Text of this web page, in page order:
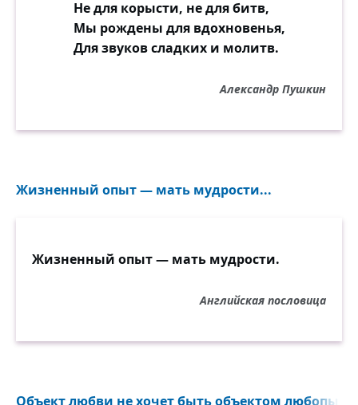
Не для корысти, не для битв,
Мы рождены для вдохновенья,
Для звуков сладких и молитв.
Александр Пушкин
Жизненный опыт — мать мудрости...
Жизненный опыт — мать мудрости.
Английская пословица
Объект любви не хочет быть объектом